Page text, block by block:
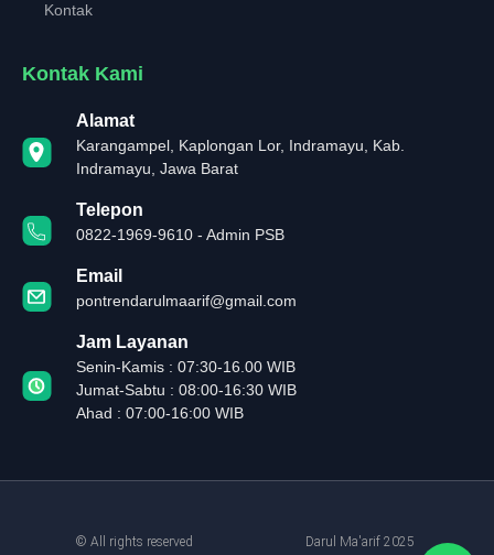
Kontak
Kontak Kami
Alamat
Karangampel, Kaplongan Lor, Indramayu, Kab.
Indramayu, Jawa Barat
Telepon
0822-1969-9610 - Admin PSB
Email
pontrendarulmaarif@gmail.com
Jam Layanan
Senin-Kamis : 07:30-16.00 WIB
Jumat-Sabtu : 08:00-16:30 WIB
Ahad : 07:00-16:00 WIB
© All rights reserved Darul Ma'arif 2025